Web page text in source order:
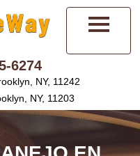
6274
NY, 11242
NY, 11203